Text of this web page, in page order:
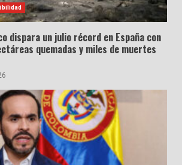
dispara un julio récord en España con
quemadas y miles de muertes